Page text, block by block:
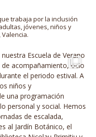
trabaja por la inclusión
jóvenes, niños y